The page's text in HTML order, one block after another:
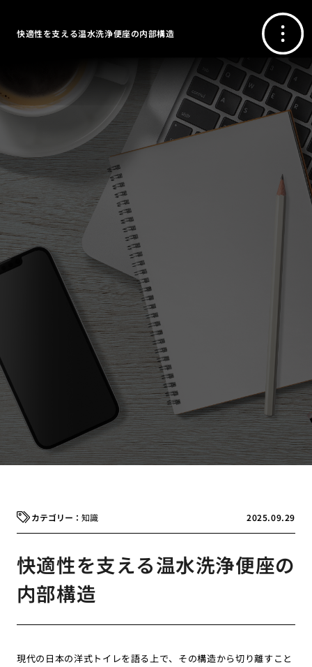
快適性を支える温水洗浄便座の内部構造
2025.09.29
知識
快適性を支える温水洗浄便座の
内部構造
現代の日本の洋式トイレを語る上で、その構造から切り離すこと